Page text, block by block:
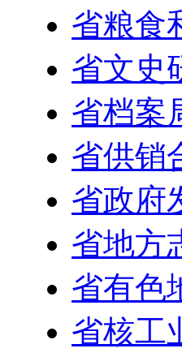
省粮食
省文史
省档案
省供销
省政府
省地方
省有色
省核工